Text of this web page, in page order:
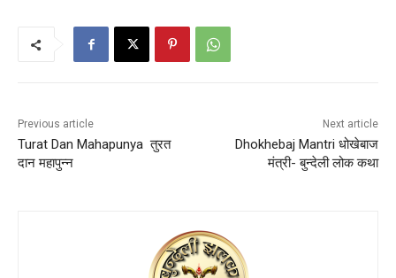
Previous article
Turat Dan Mahapunya तुरत
दान महापुन्न
Next article
Dhokhebaj Mantri धोखेबाज
मंत्री- बुन्देली लोक कथा